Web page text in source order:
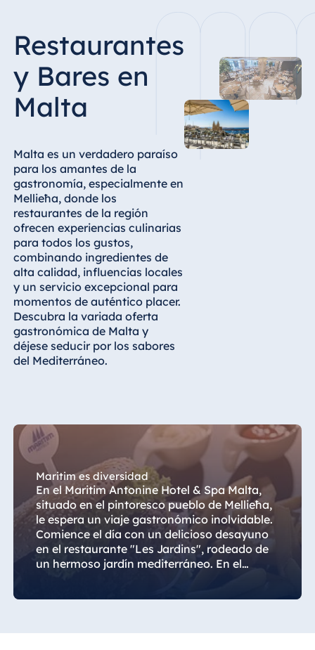
proArte Hotel
Hotel Bonn
Hotel Bremen
Hotel Dresden
Hotel Düsseldorf
Hotel Frankfurt
Hotel am
Schlossgarten
Fulda
Airport Hotel
Hannover
Hotel Ingolstadt
Hotel Bellevue
Kiel
Hotel Köln
Hotel München
Hotel Stuttgart
Seehotel
Timmendorfer
Strand
TitiseeHotel
Titisee-Neustadt
Strandhotel
Star-Apart Hansa
Restaurantes
y Bares en
Malta
Malta es un verdadero paraíso
para los amantes de la
gastronomía, especialmente en
Mellieħa, donde los
restaurantes de la región
ofrecen experiencias culinarias
para todos los gustos,
combinando ingredientes de
alta calidad, influencias locales
y un servicio excepcional para
momentos de auténtico placer.
Descubra la variada oferta
gastronómica de Malta y
déjese seducir por los sabores
del Mediterráneo.
Maritim es diversidad
En el Maritim Antonine Hotel & Spa Malta,
situado en el pintoresco pueblo de Mellieħa,
le espera un viaje gastronómico inolvidable.
Comience el día con un delicioso desayuno
en el restaurante "Les Jardins", rodeado de
un hermoso jardín mediterráneo. En el
Fresco, en la terraza de la azotea, le